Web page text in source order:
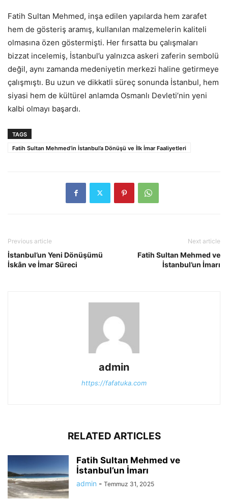
Fatih Sultan Mehmed, inşa edilen yapılarda hem zarafet
hem de gösteriş aramış, kullanılan malzemelerin kaliteli
olmasına özen göstermişti. Her fırsatta bu çalışmaları
bizzat incelemiş, İstanbul’u yalnızca askeri zaferin sembolü
değil, aynı zamanda medeniyetin merkezi haline getirmeye
çalışmıştı. Bu uzun ve dikkatli süreç sonunda İstanbul, hem
siyasi hem de kültürel anlamda Osmanlı Devleti’nin yeni
kalbi olmayı başardı.
TAGS
Fatih Sultan Mehmed’in İstanbul’a Dönüşü ve İlk İmar Faaliyetleri
Previous article
İstanbul’un Yeni Dönüşümü
İskân ve İmar Süreci
Next article
Fatih Sultan Mehmed ve
İstanbul’un İmarı
admin
https://fafatuka.com
RELATED ARTICLES
Fatih Sultan Mehmed ve
İstanbul’un İmarı
admin - Temmuz 31, 2025